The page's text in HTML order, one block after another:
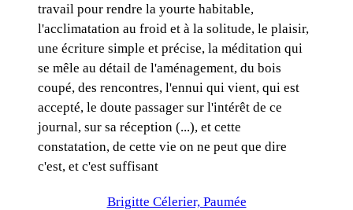
travail pour rendre la yourte habitable,
l'acclimatation au froid et à la solitude, le plaisir,
une écriture simple et précise, la méditation qui
se mêle au détail de l'aménagement, du bois
coupé, des rencontres, l'ennui qui vient, qui est
accepté, le doute passager sur l'intérêt de ce
journal, sur sa réception (...), et cette
constatation, de cette vie on ne peut que dire
c'est, et c'est suffisant
Brigitte Célerier, Paumée